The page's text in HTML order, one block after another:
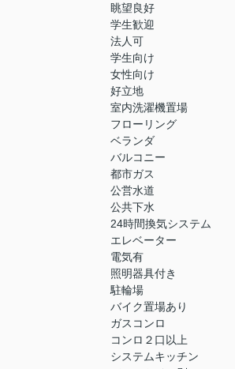
眺望良好
学生歓迎
法人可
学生向け
女性向け
好立地
室内洗濯機置場
フローリング
ベランダ
バルコニー
都市ガス
公営水道
公共下水
24時間換気システム
エレベーター
電気有
照明器具付き
駐輪場
バイク置場あり
ガスコンロ
コンロ２口以上
システムキッチン